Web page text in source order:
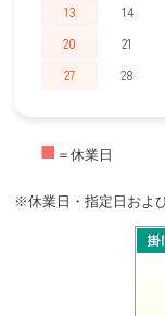
13
14
20
21
27
28
■ ＝休業日
※休業日・指定日およ